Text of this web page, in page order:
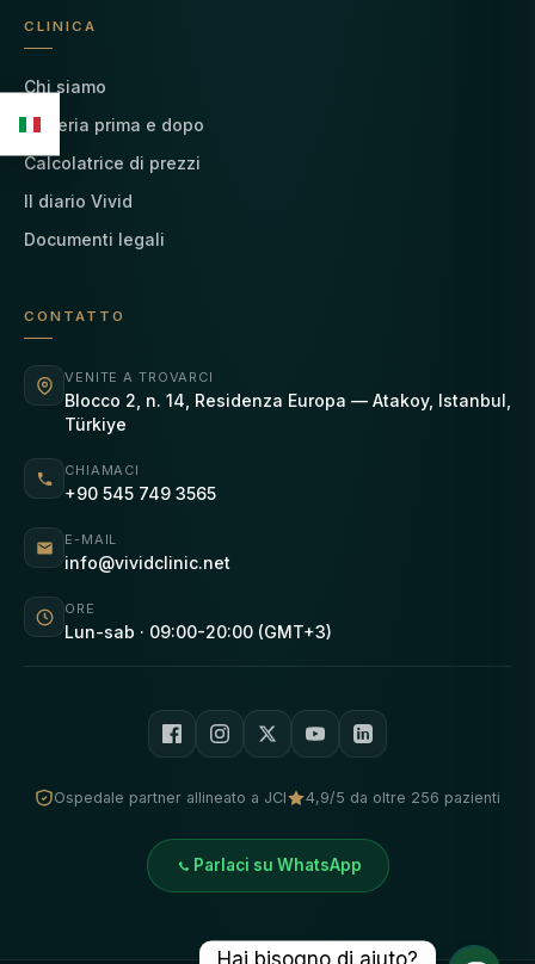
CLINICA
Chi siamo
Galleria prima e dopo
Calcolatrice di prezzi
Il diario Vivid
Documenti legali
CONTATTO
VENITE A TROVARCI
Blocco 2, n. 14, Residenza Europa — Atakoy, Istanbul,
Türkiye
CHIAMACI
+90 545 749 3565
E-MAIL
info@vividclinic.net
ORE
Lun-sab · 09:00-20:00 (GMT+3)
Ospedale partner allineato a JCI 4,9/5 da oltre 256 pazienti
Parlaci su WhatsApp
Hai bisogno di aiuto?